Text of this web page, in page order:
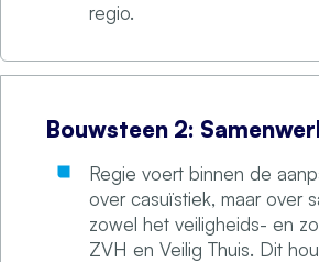
regio.
Bouwsteen 2:
Regie voert binnen de
over casuïstiek, maar over
zowel het veiligheids- en
ZVH en Veilig Thuis. Dit